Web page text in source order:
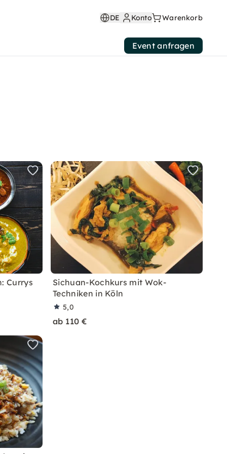
DE Konto Warenkorb
Event anfragen
Currys
Sichuan-Kochkurs mit Wok-
Techniken in Köln
5,0
ab 110 €